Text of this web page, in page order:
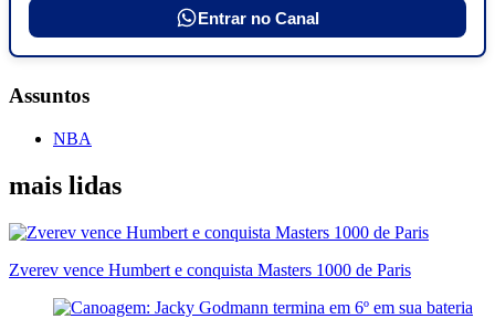
Entrar no Canal
Assuntos
NBA
mais lidas
Zverev vence Humbert e conquista Masters 1000 de Paris